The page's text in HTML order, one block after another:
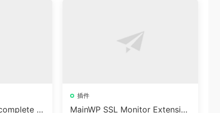
F
插件
MainWP SSL Monitor Extensio